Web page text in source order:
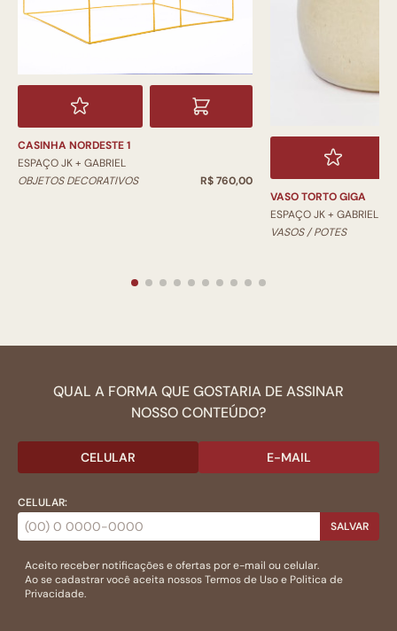
CASINHA NORDESTE 1
ESPAÇO JK + GABRIEL
OBJETOS DECORATIVOS
R$ 760,00
VASO TORTO GIGA
ESPAÇO JK + GABRIEL
VASOS / POTES
QUAL A FORMA QUE GOSTARIA DE ASSINAR
NOSSO CONTEÚDO?
CELULAR E-MAIL
CELULAR:
SALVAR
Aceito receber notificações e ofertas por e-mail ou celular.
Ao se cadastrar você aceita nossosTermos de Usoe Politica de
Privacidade.